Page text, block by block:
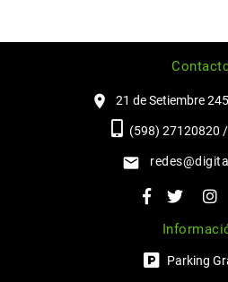
21 de Setiembre
(598) 27120820
Parking